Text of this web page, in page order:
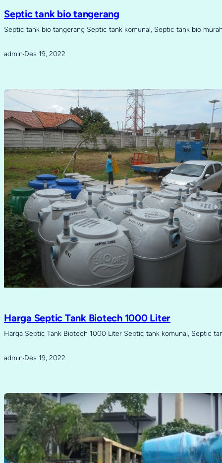
Septic tank bio tangerang
Septic tank bio tangerang Septic tank komunal, Septic tank bio
admin·Des 19, 2022
Harga Septic Tank Biotech 1000 Liter
Harga Septic Tank Biotech 1000 Liter Septic tank komunal, Septic
admin·Des 19, 2022